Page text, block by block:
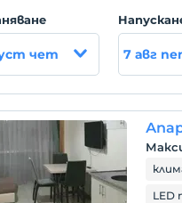
чет 7 авг
LED